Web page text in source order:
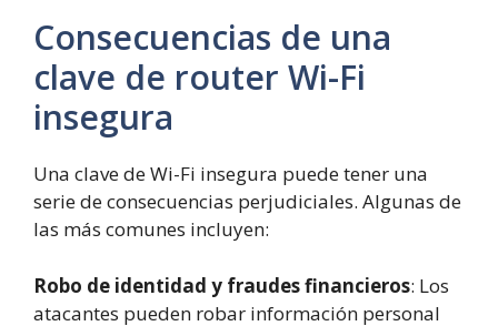
Consecuencias de una
clave de router Wi-Fi
insegura
Una clave de Wi-Fi insegura puede tener una
serie de consecuencias perjudiciales. Algunas de
las más comunes incluyen:
Robo de identidad y fraudes financieros: Los
atacantes pueden robar información personal